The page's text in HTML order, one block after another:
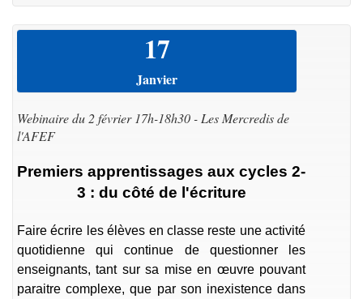
17
Janvier
Webinaire du 2 février 17h-18h30 - Les Mercredis de
l'AFEF
Premiers apprentissages aux cycles 2-
3 : du côté de l'écriture
Faire écrire les élèves en classe reste une activité
quotidienne qui continue de questionner les
enseignants, tant sur sa mise en œuvre pouvant
paraitre complexe, que par son inexistence dans